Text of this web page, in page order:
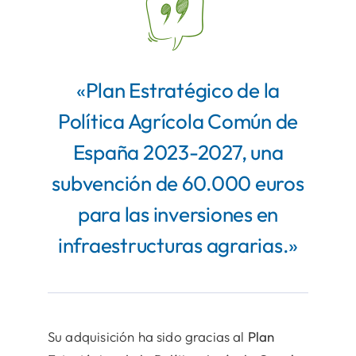
«Plan Estratégico de la
Política Agrícola Común de
España 2023-2027, una
subvención de 60.000 euros
para las inversiones en
infraestructuras agrarias.»
Su adquisición ha sido gracias al Plan